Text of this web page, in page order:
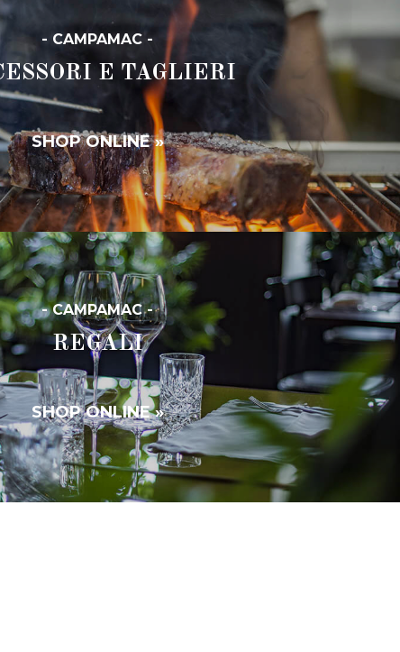
- CAMPAMAC -
E TAGLIERI
SHOP ONLINE »
- CAMPAMAC -
REGALI
SHOP ONLINE »